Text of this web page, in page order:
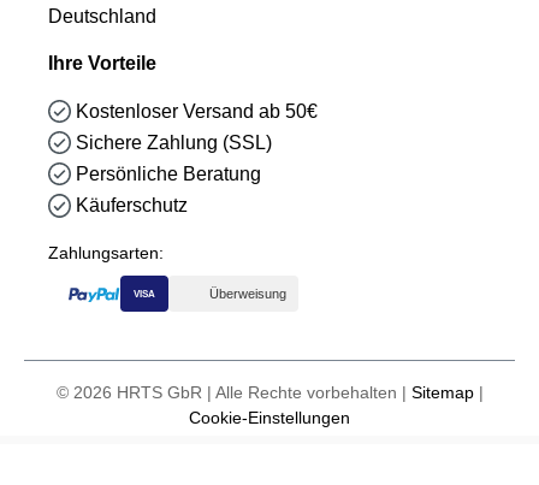
Deutschland
Ihre Vorteile
Kostenloser Versand ab 50€
Sichere Zahlung (SSL)
Persönliche Beratung
Käuferschutz
Zahlungsarten:
VISA Überweisung
© 2026 HRTS GbR | Alle Rechte vorbehalten | Sitemap|
Cookie-Einstellungen